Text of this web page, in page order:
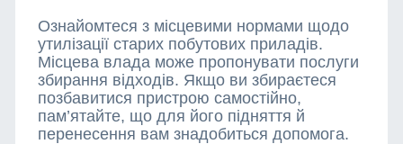
Ознайомтеся з місцевими нормами щодо
утилізації старих побутових приладів.
Місцева влада може пропонувати послуги
збирання відходів. Якщо ви збираєтеся
позбавитися пристрою самостійно,
пам’ятайте, що для його підняття й
перенесення вам знадобиться допомога.